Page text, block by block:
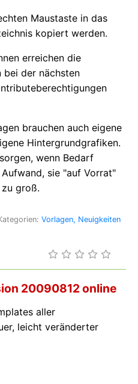
Maustaste in das
kopiert werden.
erreichen die
bei der nächsten
brauchen auch eigene
Hintergrundgrafiken.
wenn Bedarf
sie "auf Vorrat"
groß.
Vorlagen Neuigkeiten
20090812 online
aller
leicht veränderter